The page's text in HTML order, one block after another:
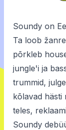
Soundy on
Ta loob
põrkleb
jungle'i ja
trummid,
kõlavad hästi
teles,
Soundy